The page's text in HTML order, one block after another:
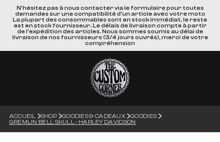
N'hésitez pas à nous contacter via le formulaire pour toutes
demandes sur une compatibilité d'un article avec votre moto
La plupart des consommables sont en stock immédiat, le reste
est en stock fournisseur. Le délais de livraison compte à partir
de l'expédition des articles. Nous sommes soumis au délai de
livraison de nos fournisseurs (3/4 jours ouvrés), merci de votre
compréhension
ACCUEIL SHOP GOODIES & CADEAUX
GOODIES
GREMLIN BELL SKULL - HARLEY DAVIDSON